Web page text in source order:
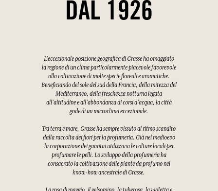
DAL 1926
L'eccezionale posizione geografica di Grasse ha omaggiato
la regione di un clima particolarmente piacevole favorevole
alla coltivazione di molte specie floreali e aromatiche.
Beneficiando del sole del sud della Francia, della mitezza del
Mediterraneo, della freschezza notturna legata
all'altitudine e all'abbondanza di corsi d'acqua, la città
gode di un microclima eccezionale.
Tra terra e mare, Grasse ha sempre vissuto al ritmo scandito
dalla raccolta dei fiori per la profumeria. Già nel medioevo
la corporazione dei guantai utilizzava le colture locali per
profumare le pelli. Lo sviluppo della profumeria ha
consacrato la coltivazione delle piante da profumo nel
know-how ancestrale di Grasse.